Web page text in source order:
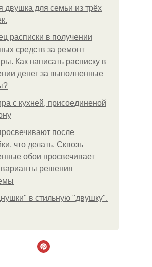
двушка для семьи из трёх
расписки в получении
средств за ремонт
Как написать расписку в
денег за выполненные
с кухней, присоединеной
после
что делать. Сквозь
обои просвечивает
варианты решения
в стильную "двушку".